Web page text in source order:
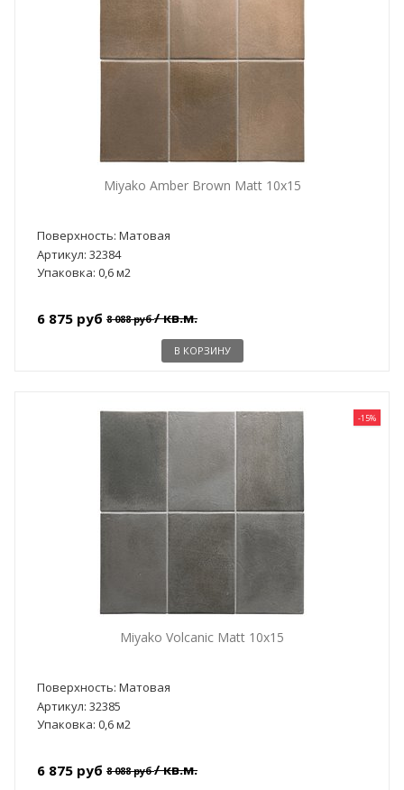
Miyako Amber Brown Matt 10x15
Поверхность: Матовая
Артикул: 32384
Упаковка: 0,6 м2
6 875 руб 8 088 руб/ кв.м.
В КОРЗИНУ
-15%
Miyako Volcanic Matt 10x15
Поверхность: Матовая
Артикул: 32385
Упаковка: 0,6 м2
6 875 руб 8 088 руб/ кв.м.